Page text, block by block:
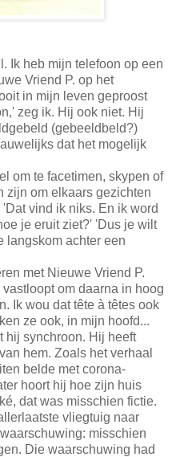
Ik heb mijn telefoon op een
Vriend P. op het
in mijn leven geproost
zeg ik. Hij ook niet. Hij
(gebeeldbeld?)
dat het mogelijk
om te facetimen, skypen of
zijn om elkaars gezichten
vind ik niks. En ik word
je eruit ziet?' 'Dus je wilt
langskom achter een
met Nieuwe Vriend P.
om daarna in hoog
Ik wou dat tête à têtes ook
ze ook, in mijn hoofd...
hij synchroon. Hij heeft
hem. Zoals het verhaal
belde met corona-
hoort hij hoe zijn huis
dat was misschien fictie.
vliegtuig naar
misschien
Die waarschuwing had